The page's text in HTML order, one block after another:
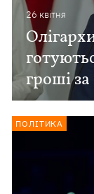
26 квiтня
гроші
ПОЛІТИКА